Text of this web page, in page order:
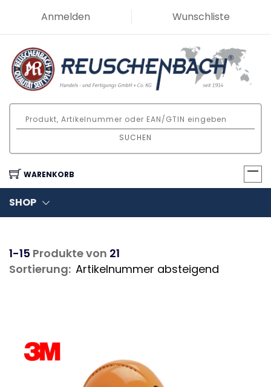
Anmelden Wunschliste
SUCHEN
WARENKORB
SHOP
1-15 Produkte von 21
Sortierung: